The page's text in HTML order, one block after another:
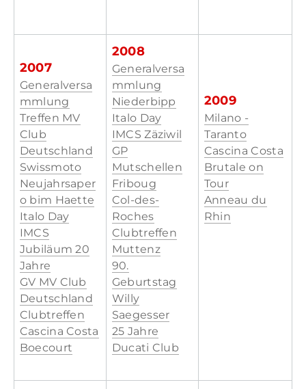
2007
Generalversa
mmlung
Treffen MV
Club
Deutschland
Swissmoto
Neujahrsaper
o bim Haette
Italo Day
IMCS
Jubiläum 20
Jahre
GV MV Club
Deutschland
Clubtreffen
Cascina Costa
​Boecourt
2008
Generalversa
mmlung
Niederbipp
Italo Day
IMCS Zäziwil
GP
Mutschellen
Friboug
Col-des-
Roches
Clubtreffen
Muttenz
90.
Geburtstag
Willy
Saegesser
25 Jahre
Ducati Club
2009
Milano -
Taranto
Cascina Costa
Brutale on
Tour
Anneau du
Rhin